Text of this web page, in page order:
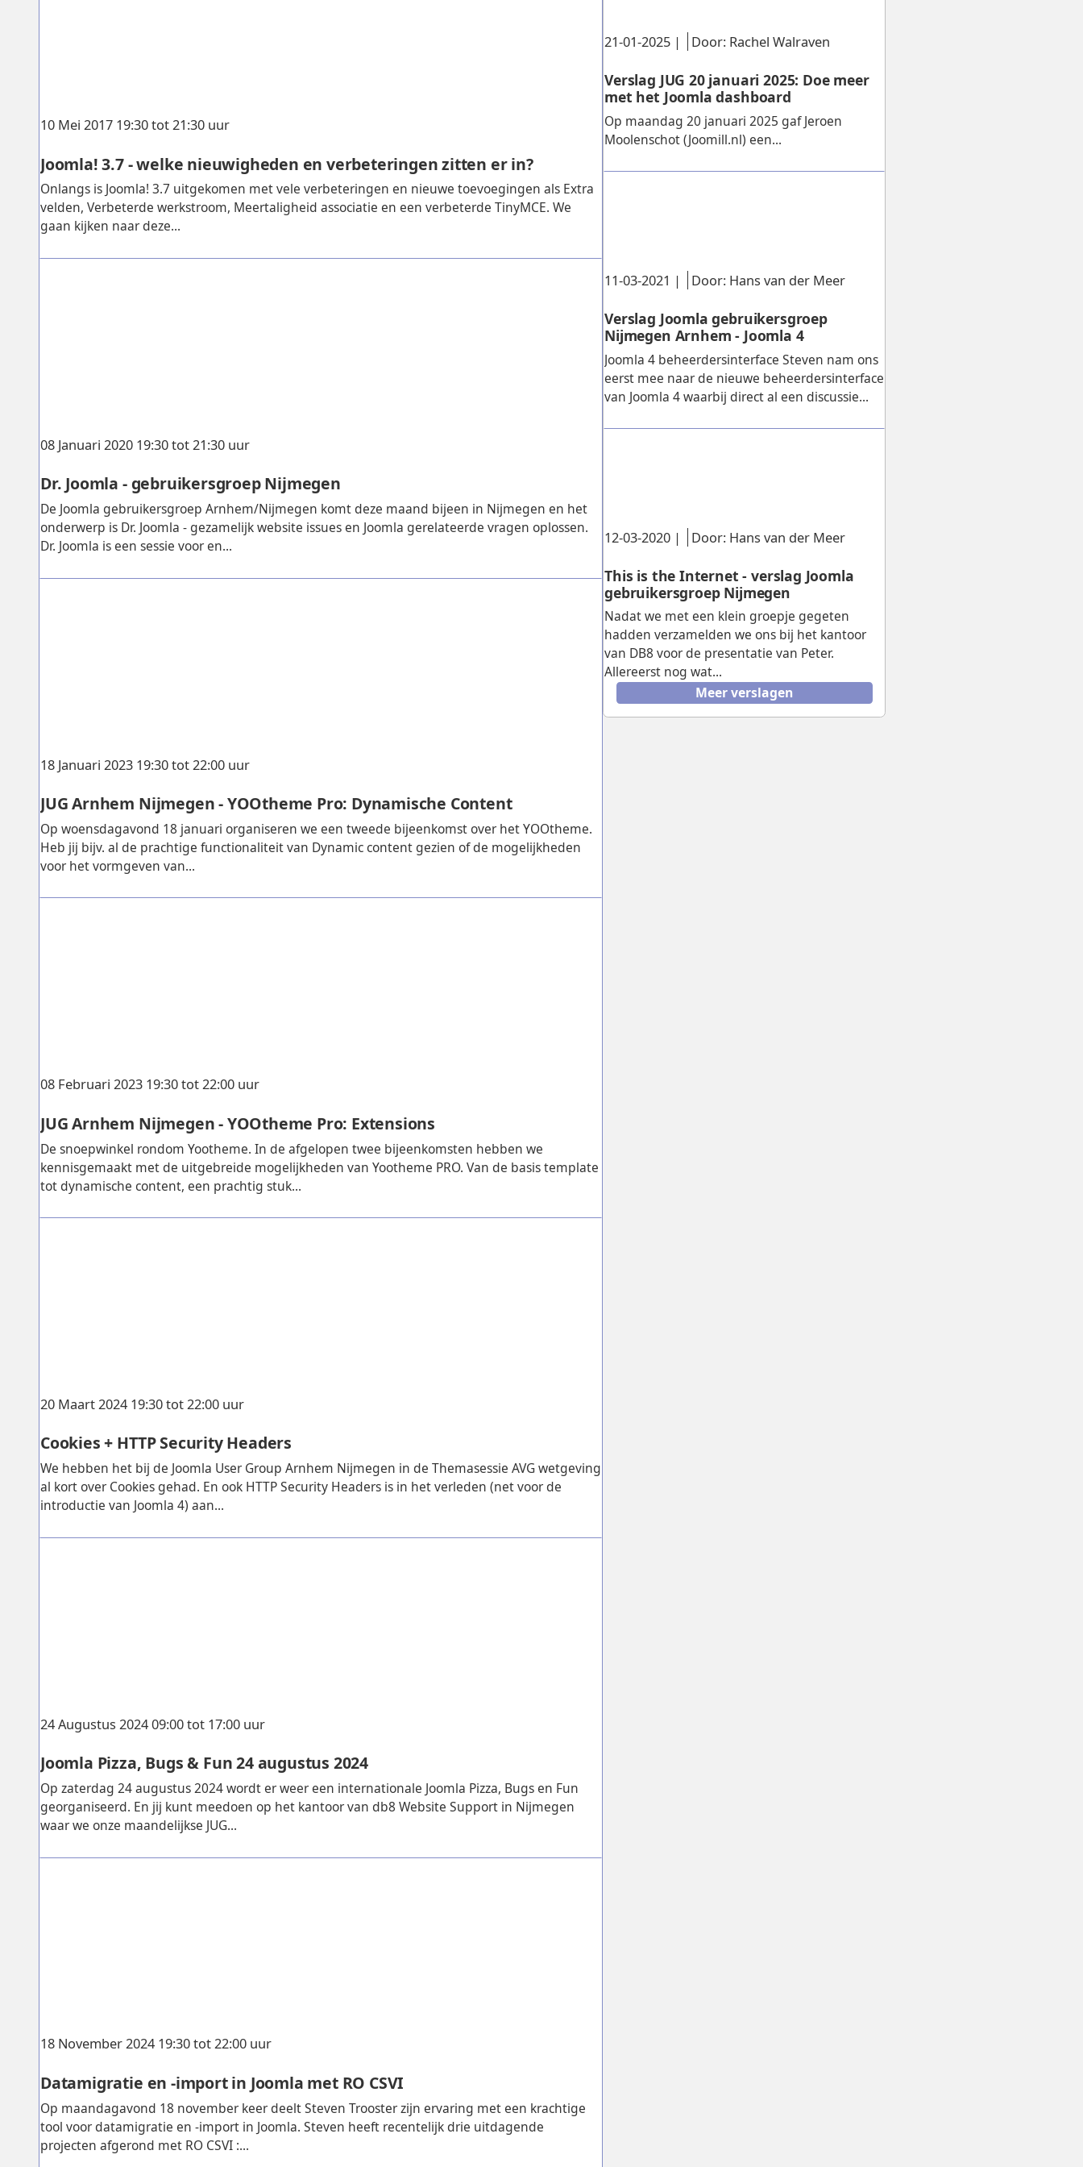
10 Mei 2017 19:30 tot 21:30 uur
Joomla! 3.7 - welke nieuwigheden en verbeteringen zitten er in?
Onlangs is Joomla! 3.7 uitgekomen met vele verbeteringen en nieuwe toevoegingen als Extra
velden, Verbeterde werkstroom, Meertaligheid associatie en een verbeterde TinyMCE. We
gaan kijken naar deze...
08 Januari 2020 19:30 tot 21:30 uur
Dr. Joomla - gebruikersgroep Nijmegen
De Joomla gebruikersgroep Arnhem/Nijmegen komt deze maand bijeen in Nijmegen en het
onderwerp is Dr. Joomla - gezamelijk website issues en Joomla gerelateerde vragen oplossen.
Dr. Joomla is een sessie voor en...
18 Januari 2023 19:30 tot 22:00 uur
JUG Arnhem Nijmegen - YOOtheme Pro: Dynamische Content
Op woensdagavond 18 januari organiseren we een tweede bijeenkomst over het YOOtheme.
Heb jij bijv. al de prachtige functionaliteit van Dynamic content gezien of de mogelijkheden
voor het vormgeven van...
08 Februari 2023 19:30 tot 22:00 uur
JUG Arnhem Nijmegen - YOOtheme Pro: Extensions
De snoepwinkel rondom Yootheme. In de afgelopen twee bijeenkomsten hebben we
kennisgemaakt met de uitgebreide mogelijkheden van Yootheme PRO. Van de basis template
tot dynamische content, een prachtig stuk...
20 Maart 2024 19:30 tot 22:00 uur
Cookies + HTTP Security Headers
We hebben het bij de Joomla User Group Arnhem Nijmegen in de Themasessie AVG wetgeving
al kort over Cookies gehad. En ook HTTP Security Headers is in het verleden (net voor de
introductie van Joomla 4) aan...
24 Augustus 2024 09:00 tot 17:00 uur
Joomla Pizza, Bugs & Fun 24 augustus 2024
Op zaterdag 24 augustus 2024 wordt er weer een internationale Joomla Pizza, Bugs en Fun
georganiseerd. En jij kunt meedoen op het kantoor van db8 Website Support in Nijmegen
waar we onze maandelijkse JUG...
18 November 2024 19:30 tot 22:00 uur
Datamigratie en -import in Joomla met RO CSVI
Op maandagavond 18 november keer deelt Steven Trooster zijn ervaring met een krachtige
tool voor datamigratie en -import in Joomla. Steven heeft recentelijk drie uitdagende
projecten afgerond met RO CSVI :...
Gepubliceerd:
21-01-2025. | Door: Rachel Walraven
Verslag JUG 20 januari 2025: Doe meer
met het Joomla dashboard
Op maandag 20 januari 2025 gaf Jeroen
Moolenschot (Joomill.nl) een...
Gepubliceerd:
11-03-2021 | Door: Hans van der Meer.
Verslag Joomla gebruikersgroep
Nijmegen Arnhem - Joomla 4
Joomla 4 beheerdersinterface Steven nam ons
eerst mee naar de nieuwe beheerdersinterface
van Joomla 4 waarbij direct al een discussie...
Gepubliceerd:
12-03-2020. | Door: Hans van der Meer.
This is the Internet - verslag Joomla
gebruikersgroep Nijmegen
Nadat we met een klein groepje gegeten
hadden verzamelden we ons bij het kantoor
van DB8 voor de presentatie van Peter.
Allereerst nog wat...
Meer verslagen